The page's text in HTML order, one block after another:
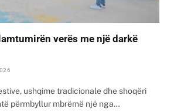
verës me një darkë
ushqime tradicionale dhe shoqëri
përmbyllur mbrëmë një nga…